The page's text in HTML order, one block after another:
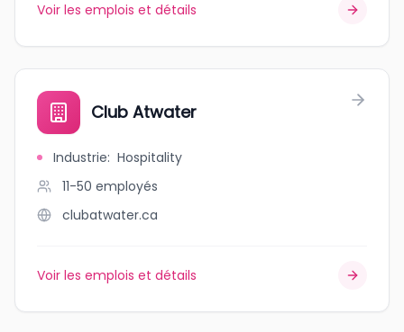
Voir les emplois et détails
Club Atwater
Industrie: Hospitality
11-50 employés
clubatwater.ca
Voir les emplois et détails